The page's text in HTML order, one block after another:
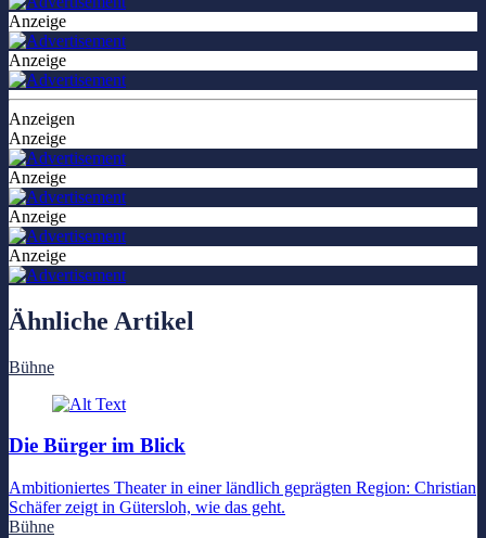
Anzeige
Anzeige
Anzeigen
Anzeige
Anzeige
Anzeige
Anzeige
Ähnliche Artikel
Bühne
Die Bürger im Blick
Ambitioniertes Theater in einer ländlich geprägten Region: Christian
Schäfer zeigt in Gütersloh, wie das geht.
Bühne